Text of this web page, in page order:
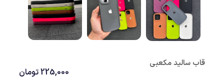
قاب سالید مکعبی
225,000تومان